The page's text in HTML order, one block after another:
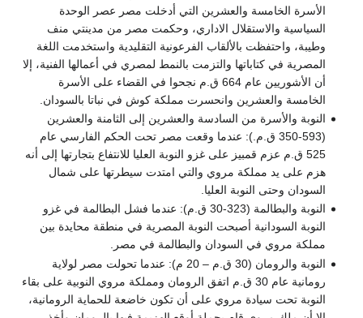
الأسرة الخامسة والعشرين التي أدخلت مصر عصر الوحدة
السياسية والاستقلال الاداري، وحكمت مصر من مدينتي منف
وطيبة، واحتفظت بالألقاب الفرعونية التقليدية واستخدمت اللغة
المصرية في كتاباتها والتزمت بالنمط لمصري في أعمالها الفنية، إلا
أن الأشوريين عام 664 ق.م نجحوا في القضاء على الأسرة
الخامسة والعشرين وانحسرت مملكة كوش في نباتا بالسودان.
النوبة والأسرة من السادسة والعشرين إلى الثامنة والعشرين
(593-350 ق.م.): عندما وقعت مصر تحت الحكم الفارسي عام
525 ق.م عزم قمبيز على غزو النوبة العليا للانتفاع بتجارتها إلى أنه
هزم على يد مملكة مروي والتي امتدت سيطرتها على شمال
السودان وحتى النوبة العليا.
النوبة والبطالمة (323-30 ق.م): عندما فشل البطالمة في غزو
النوبة السودانية أصبحت النوبة المصرية في منطقة محايدة بين
مملكة مروي في السودان والبطالمة في مصر.
النوبة والرومان (30 ق.م – 20 م): عندما تحولت مصر لولاية
رومانية عام 30 ق.م اتفق الرومان ومملكة مروي النوبية على بقاء
النوبة تحت سيادة مروي على أن تكون خاضعة للحماية الرومانية،